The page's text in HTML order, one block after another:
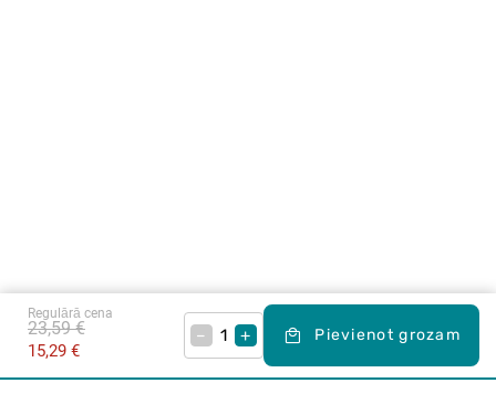
Regulārā cena
15,29 €
23,59 € – + Pievienot grozam